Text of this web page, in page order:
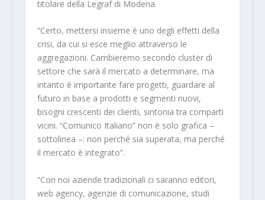
titolare della Legraf di Modena.
“Certo, mettersi insieme è uno degli effetti della
crisi, da cui si esce meglio attraverso le
aggregazioni. Cambieremo secondo cluster di
settore che sarà il mercato a determinare, ma
intanto è importante fare progetti, guardare al
futuro in base a prodotti e segmenti nuovi,
bisogni crescenti dei clienti, sintonia tra comparti
vicini. “Comunico Italiano” non è solo grafica –
sottolinea –: non perché sia superata, ma perché
il mercato è integrato”.
“Con noi aziende tradizionali ci saranno editori,
web agency, agenzie di comunicazione, studi